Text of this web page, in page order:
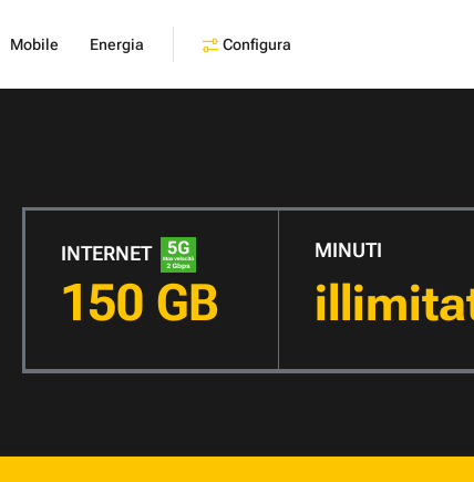
Mobile Energia Configura
INTERNET
150 GB
MINUTI